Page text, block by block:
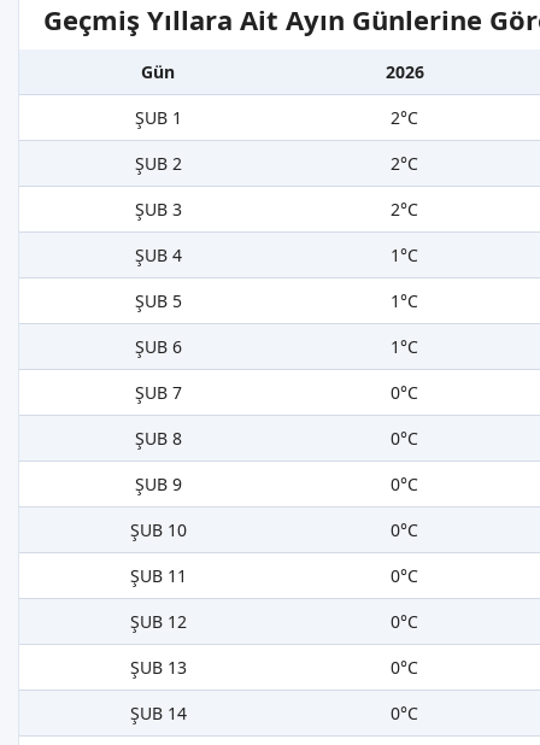
Geçmiş Yıllara Ait Ayın Günlerine
Gün
2026
ŞUB 1
2°C
ŞUB 2
2°C
ŞUB 3
2°C
ŞUB 4
1°C
ŞUB 5
1°C
ŞUB 6
1°C
ŞUB 7
0°C
ŞUB 8
0°C
ŞUB 9
0°C
ŞUB 10
0°C
ŞUB 11
0°C
ŞUB 12
0°C
ŞUB 13
0°C
ŞUB 14
0°C